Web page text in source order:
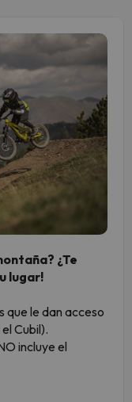
¿Te
lugar!
que le dan acceso
Cubil).
incluye el